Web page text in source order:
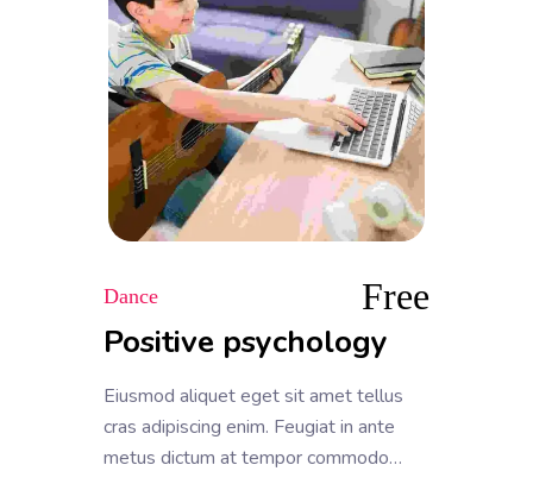
Dance
Positive psychology
Eiusmod aliquet eget sit amet tellus
cras adipiscing enim. Feugiat in ante
metus dictum at tempor commodo
Free